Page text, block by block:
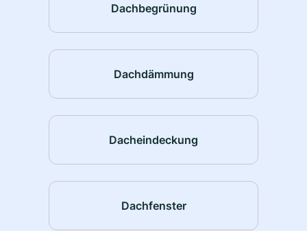
Dachbegrünung
Dachdämmung
Dacheindeckung
Dachfenster